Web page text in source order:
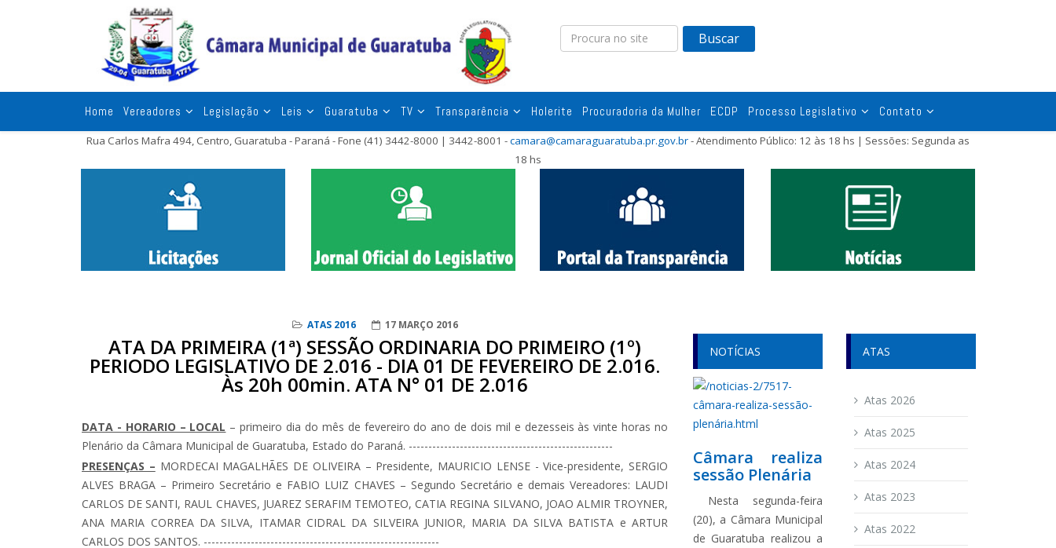
Buscar
Home Vereadores Legislação Leis Guaratuba TV Transparência Holerite Procuradoria da Mulher ECDP Processo Legislativo Contato
Rua Carlos Mafra 494, Centro, Guaratuba - Paraná - Fone (41) 3442-8000 | 3442-8001 -camara@camaraguaratuba.pr.gov.br- Atendimento Público: 12 às 18 hs | Sessões: Segunda as
18 hs
ATAS 2016 17 MARÇO 2016
ATA DA PRIMEIRA (1ª) SESSÃO ORDINARIA DO PRIMEIRO (1º)
PERIODO LEGISLATIVO DE 2.016 - DIA 01 DE FEVEREIRO DE 2.016.
Às 20h 00min. ATA N° 01 DE 2.016
DATA - HORARIO – LOCAL – primeiro dia do mês de fevereiro do ano de dois mil e dezesseis às vinte horas no
Plenário da Câmara Municipal de Guaratuba, Estado do Paraná. ----------------------------------------------------
PRESENÇAS – MORDECAI MAGALHÃES DE OLIVEIRA – Presidente, MAURICIO LENSE - Vice-presidente, SERGIO
ALVES BRAGA – Primeiro Secretário e FABIO LUIZ CHAVES – Segundo Secretário e demais Vereadores: LAUDI
CARLOS DE SANTI, RAUL CHAVES, JUAREZ SERAFIM TEMOTEO, CATIA REGINA SILVANO, JOAO ALMIR TROYNER,
ANA MARIA CORREA DA SILVA, ITAMAR CIDRAL DA SILVEIRA JUNIOR, MARIA DA SILVA BATISTA e ARTUR
CARLOS DOS SANTOS. ------------------------------------------------------------
NOTÍCIAS
Câmara realiza
sessão Plenária
Nesta segunda-feira
(20), a Câmara Municipal
de Guaratuba realizou a
ATAS
Atas 2026
Atas 2025
Atas 2024
Atas 2023
Atas 2022